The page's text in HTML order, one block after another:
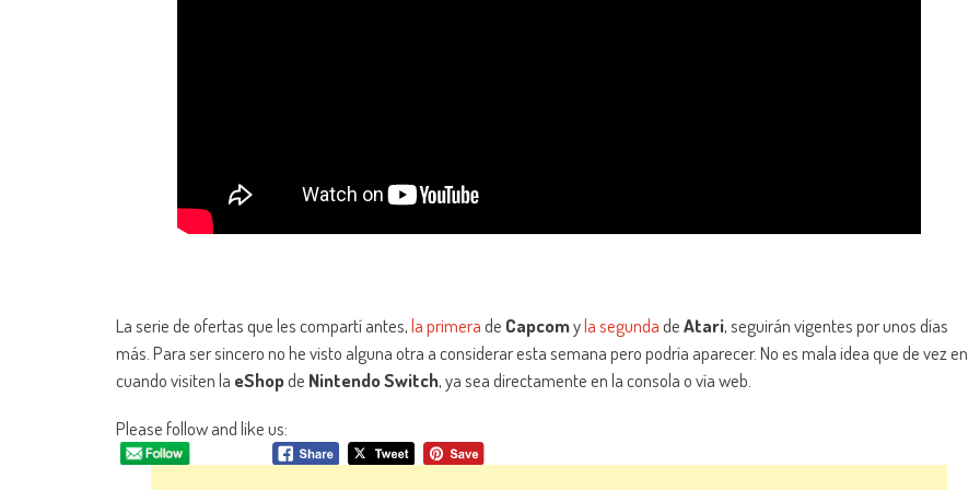
La serie de ofertas que les compartí antes,la primerade Capcomyla segundadeAtari, seguirán vigentes por unos días
más. Para ser sincero no he visto alguna otra a considerar esta semana pero podría aparecer. No es mala idea que de vez en
cuando visiten la eShopde Nintendo Switch, ya sea directamente en la consola o vía web.
Please follow and like us: